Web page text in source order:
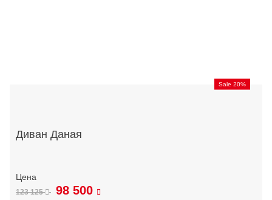
Sale 20%
Диван Даная
123 125 98 500